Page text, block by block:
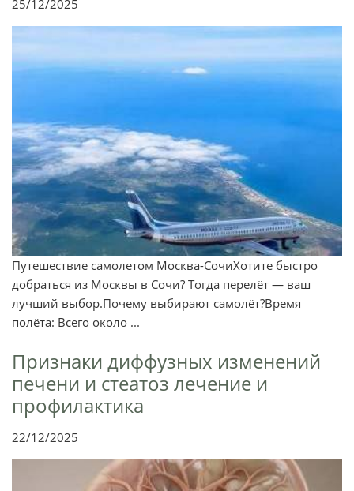
25/12/2025
Путешествие самолетом Москва-СочиХотите быстро
добраться из Москвы в Сочи? Тогда перелёт — ваш
лучший выбор.Почему выбирают самолёт?Время
полёта: Всего около ...
Признаки диффузных изменений
печени и стеатоз лечение и
профилактика
22/12/2025